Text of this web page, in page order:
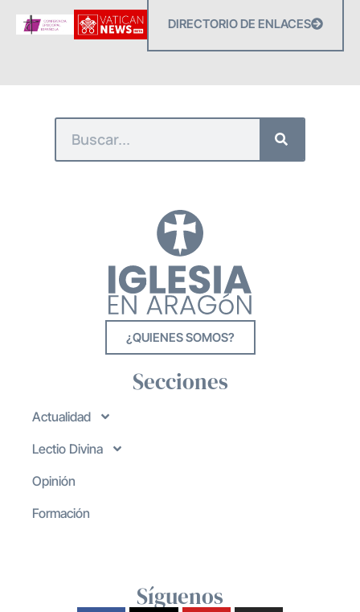
DIRECTORIO DE ENLACES
¿QUIENES SOMOS?
Secciones
Actualidad
Lectio Divina
Opinión
Formación
Síguenos